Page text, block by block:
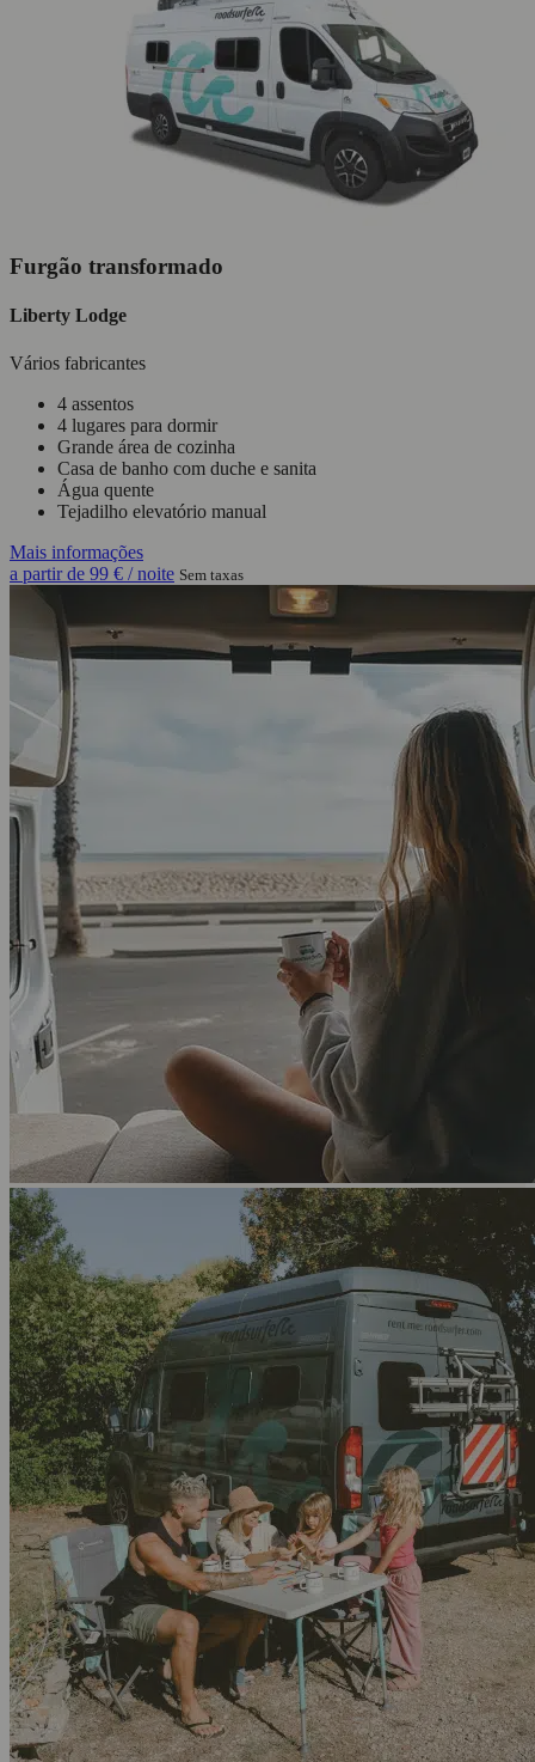
Furgão transformado
Liberty Lodge
Vários fabricantes
4 assentos
4 lugares para dormir
Grande área de cozinha
Casa de banho com duche e sanita
Água quente
Tejadilho elevatório manual
Mais informações
a partir de 99 € / noite Sem taxas